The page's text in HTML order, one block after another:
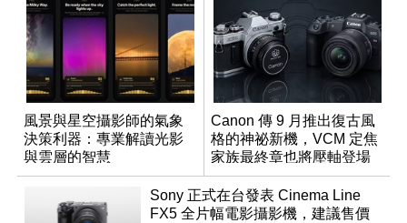
風景與星空攝影師的氣象
決策利器：專業解讀光影
與雲層的智慧
App「Atmos」登場
Canon 傳 9 月推出復古風
格的神祕新機，VCM 定焦
家族最終章也將壓軸登場
Sony 正式在台發表 Cinema Line
FX5 全片幅電影攝影機，建議售價